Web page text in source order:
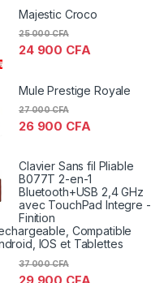
Majestic Croco
24 900 CFA
25 000CFA
Mule Prestige Royale
26 900 CFA
27 000CFA
Clavier Sans fil Pliable
B077T 2-en-1
Bluetooth+USB 2,4 GHz
avec TouchPad Integre -
Finition
Compatible
IOS et Tablettes
37 000CFA